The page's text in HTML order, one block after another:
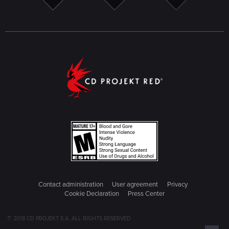
Contact administration User agreement
Privacy
Cookie Declaration
Press Center
© 2018 CD PROJEKT S.A. ALL RIGHTS RESERVED